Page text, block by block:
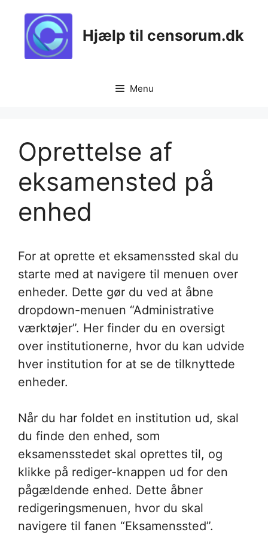
content
Hjælp til censorum.dk
Menu
Oprettelse af
eksamensted på
enhed
For at oprette et eksamenssted skal du
starte med at navigere til menuen over
enheder. Dette gør du ved at åbne
dropdown-menuen “Administrative
værktøjer”. Her finder du en oversigt
over institutionerne, hvor du kan udvide
hver institution for at se de tilknyttede
enheder.
Når du har foldet en institution ud, skal
du finde den enhed, som
eksamensstedet skal oprettes til, og
klikke på rediger-knappen ud for den
pågældende enhed. Dette åbner
redigeringsmenuen, hvor du skal
navigere til fanen “Eksamenssted”.